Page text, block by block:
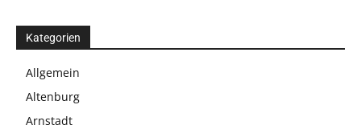
Kategorien
Allgemein
Altenburg
Arnstadt